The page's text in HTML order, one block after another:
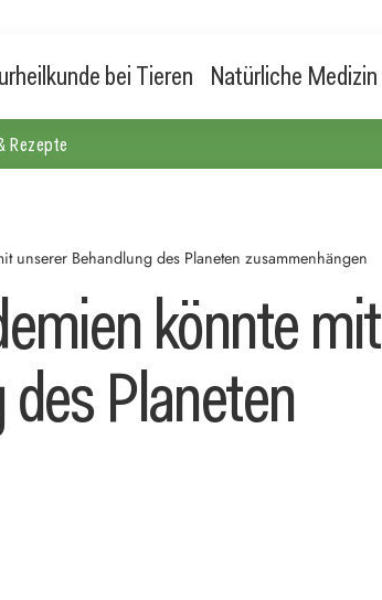
bei Tieren Natürliche Medizin
Rezepte
unserer Behandlung des Planeten zusammenhängen
könnte mit
Planeten